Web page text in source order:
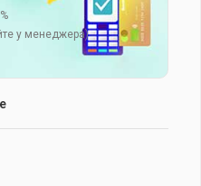
у менеджера)